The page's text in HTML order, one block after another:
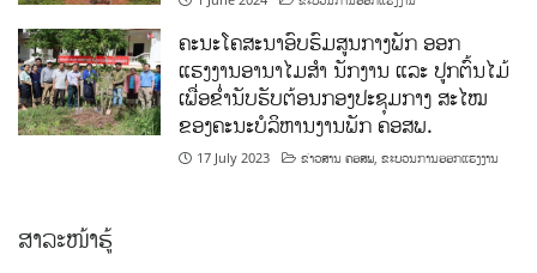
ຄະນະໂຄສະນາອົບຮົມສູນກາງພັກ ອອກ
ແຮງງານອານາໄມສໍາ ນັກງານ ແລະ ປູກຕົ້ນໄມ້
ເພື່ອຂໍ່ານັບຮັບຕ້ອນກອງປະຊຸມກາງ ສະໄໝ
ຂອງຄະນະບໍລິຫານງານພັກ ຄອສພ.
17 July 2023 ຂ່າວສານ ຄອສພ ,ຂະບວນການອອກແຮງງານ
ສາລະໜ້າຮູ້